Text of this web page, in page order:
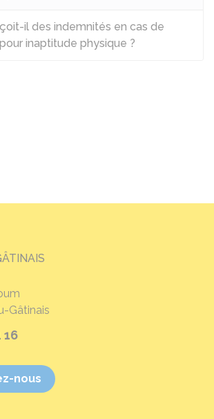
il des indemnités en cas de
inaptitude physique ?
Gâtinais
16
nous